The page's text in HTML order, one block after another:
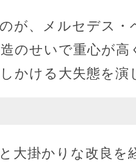
が、メルセデス
のせいで重心が
かける大失態を演
大掛かりな改良を